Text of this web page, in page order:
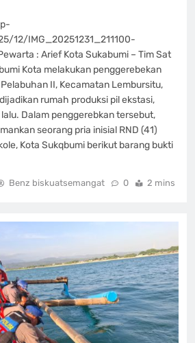
12/IMG_20251231_211100-
: Arief Kota Sukabumi – Tim Sat
Kota melakukan penggerebekan
II, Kecamatan Lembursitu,
rumah produksi pil ekstasi,
Dalam penggerebkan tersebut,
seorang pria inisial RND (41)
Kota Sukqbumi berikut barang bukti
Benz biskuatsemangat 0 2 mins